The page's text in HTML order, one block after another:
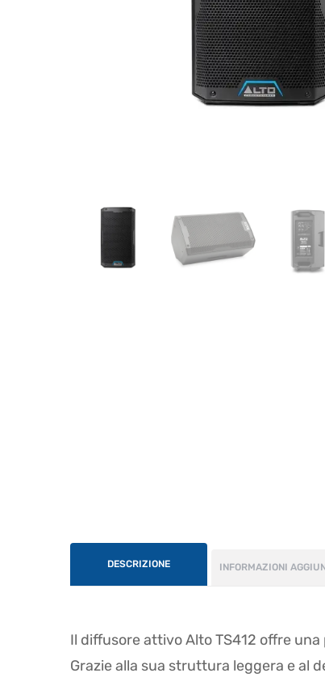
DESCRIZIONE INFORMAZIONI
Il diffusore attivo Alto TS412 offre
Grazie alla sua struttura leggera e al